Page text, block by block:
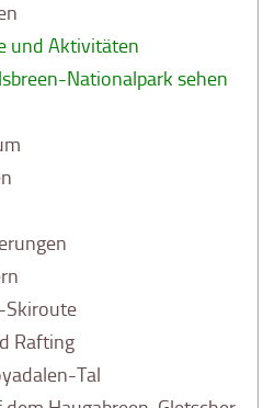
und Aktivitäten
Nationalpark sehen
Skiroute
Rafting
Tal